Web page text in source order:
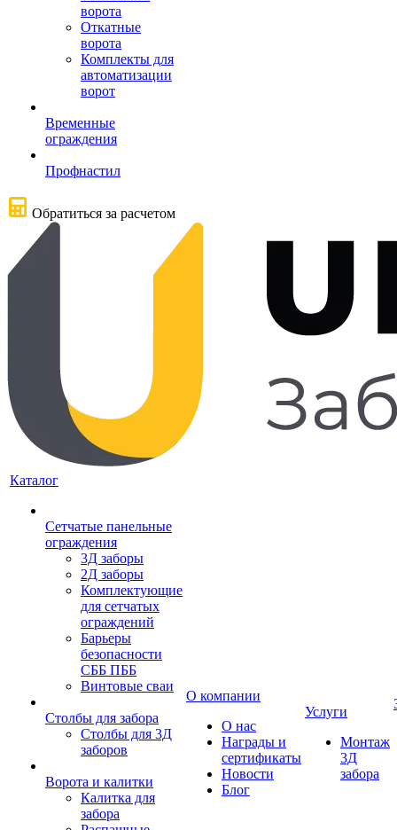
ворота
Откатные
ворота
Комплекты для
автоматизации
ворот
Временные
ограждения
Профнастил
Обратиться за расчетом
Каталог
Сетчатые панельные
ограждения
3Д заборы
2Д заборы
Комплектующие
для сетчатых
ограждений
Барьеры
безопасности
СББ ПББ
Винтовые сваи
Столбы для забора
Столбы для 3Д
заборов
Ворота и калитки
Калитка для
забора
О компании
О нас
Награды и
сертификаты
Новости
Блог
Услуги
Монтаж
3Д
забора